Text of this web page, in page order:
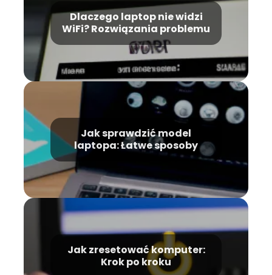
Dlaczego laptop nie widzi
WiFi? Rozwiązania problemu
Jak sprawdzić model
laptopa: Łatwe sposoby
Jak zresetować komputer:
Krok po kroku